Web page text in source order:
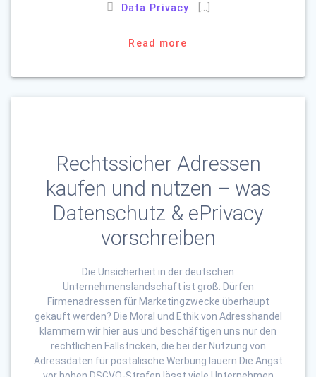
Data Privacy […]
Read more
Rechtssicher Adressen
kaufen und nutzen – was
Datenschutz & ePrivacy
vorschreiben
Die Unsicherheit in der deutschen
Unternehmenslandschaft ist groß: Dürfen
Firmenadressen für Marketingzwecke überhaupt
gekauft werden? Die Moral und Ethik von Adresshandel
klammern wir hier aus und beschäftigen uns nur den
rechtlichen Fallstricken, die bei der Nutzung von
Adressdaten für postalische Werbung lauern Die Angst